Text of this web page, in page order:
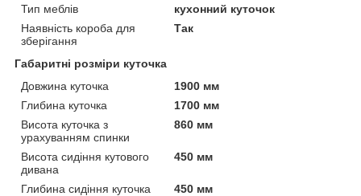
Тип меблів
кухонний куточок
Наявність короба для
зберігання
Так
Габаритні розміри куточка
Довжина куточка
1900 мм
Глибина куточка
1700 мм
Висота куточка з
урахуванням спинки
860 мм
Висота сидіння кутового
дивана
450 мм
Глибина сидіння куточка 450 мм